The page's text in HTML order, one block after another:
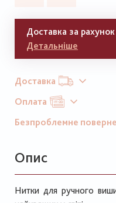
Доставка за
Детальніше
Доставка
Оплата
Безпроблемне
Опис
Нитки для ручного